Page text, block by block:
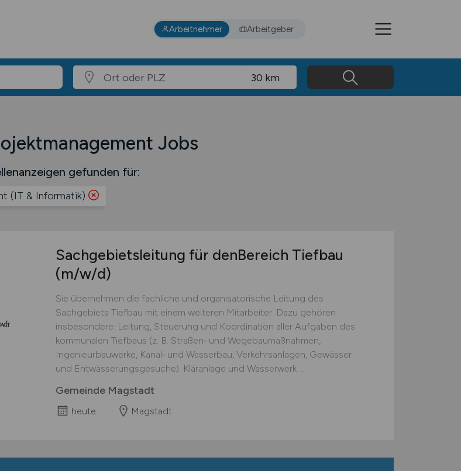
Arbeitnehmer Arbeitgeber
Jobs
gefunden für:
(IT & Informatik)
Sachgebietsleitung für denBereich Tiefbau
(m/w/d)
Sie übernehmen die fachliche und organisatorische Leitung des
Sachgebiets Tiefbau mit einem weiteren Mitarbeiter. Dazu gehören
insbesondere: Leitung, Steuerung und Koordination aller Auf­gaben des
kommunalen Tiefbaus (z. B. Straßen‑ und Wegebaumaßnahmen,
Ingenieurbauwerke, Kanal‑ und Wasserbau, Verkehrsanlagen, Ge­wässer
und Entwässerungsgesuche). Kläranlage und Wasserwerk ...
Gemeinde Magstadt
heute Magstadt